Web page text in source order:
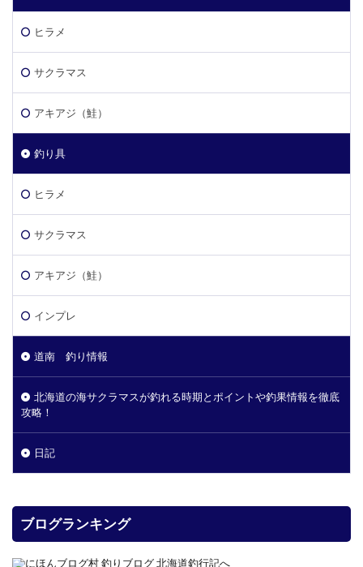
ヒラメ
サクラマス
アキアジ（鮭）
釣り具
ヒラメ
サクラマス
アキアジ（鮭）
インプレ
道南 釣り情報
北海道の海サクラマスが釣れる時期とポイントや釣果情報を徹底
攻略！
日記
ブログランキング